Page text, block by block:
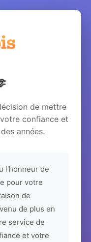
de mettre
confiance et
années.
l'honneur de
pour votre
de
de plus en
service de
et votre